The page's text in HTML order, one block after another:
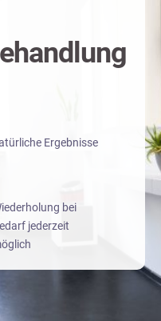
Ergebnisse
bei
jederzeit